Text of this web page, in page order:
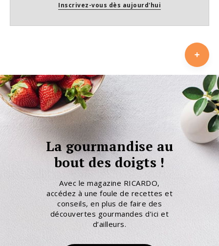
Inscrivez-vous dès aujourd'hui
La gourmandise au
bout des doigts !
Avec le magazine RICARDO,
accédez à une foule de recettes et
conseils, en plus de faire des
découvertes gourmandes d’ici et
d’ailleurs.